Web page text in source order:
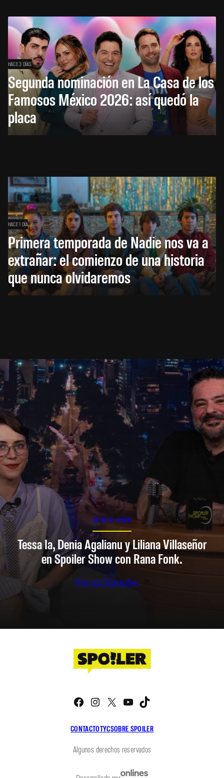
HACE 3 DÍAS
Segunda nominación en La Casa de los
Famosos México 2026: así quedó la
placa
HACE 1 DÍA
Primera temporada de Nadie nos va a
extrañar: el comienzo de una historia
que nunca olvidaremos
SPOILER SHOW
Tessa Ia, Denia Agalianu y Liliana Villaseñor
en Spoiler Show con Rana Fonk.
Ver en Youtube
CONTACTOTYCSOBRE SPOILER
Facebook
Instagram
X YouTube
Algunos derechos reservados